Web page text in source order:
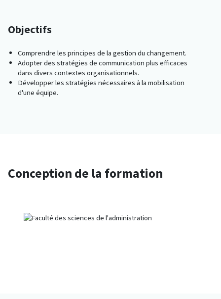
Objectifs
Comprendre les principes de la gestion du changement.
Adopter des stratégies de communication plus efficaces
dans divers contextes organisationnels.
Développer les stratégies nécessaires à la mobilisation
d'une équipe.
Conception de la formation